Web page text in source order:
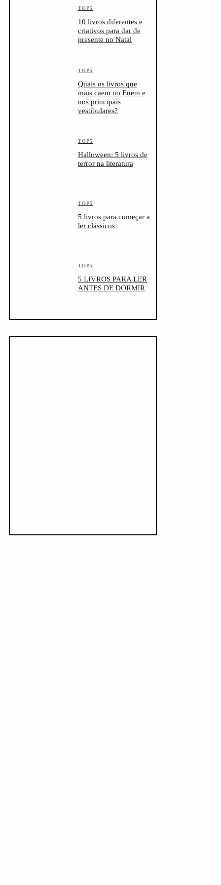
TOP5
10 livros diferentes e
criativos para dar de
presente no Natal
TOP5
Quais os livros que
mais caem no Enem e
nos principais
vestibulares?
TOP5
Halloween: 5 livros de
terror na literatura
TOP5
5 livros para começar a
ler clássicos
TOP5
5 LIVROS PARA LER
ANTES DE DORMIR